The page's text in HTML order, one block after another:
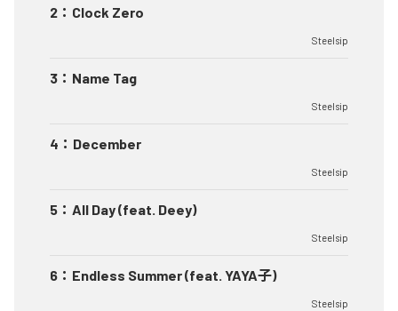
2 ： Clock Zero
Steelsip
3 ： Name Tag
Steelsip
4 ： December
Steelsip
5 ： All Day (feat. Deey)
Steelsip
6 ： Endless Summer (feat. YAYA子)
Steelsip